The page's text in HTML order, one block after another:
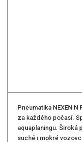
Pneumatika NEXEN
za každého počasí.
aquaplaningu. Široká
suché i mokré